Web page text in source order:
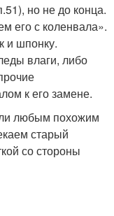
но не до конца.
его с коленвала».
и шпонку.
влаги, либо
к его замене.
любым похожим
старый
со стороны